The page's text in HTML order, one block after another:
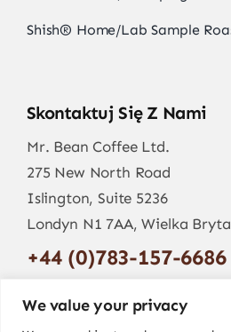
We value your privacy
Shish® Home/Lab Sample
Skontaktuj Się Z Nami
Mr. Bean Coffee Ltd.
275 New North Road
Islington, Suite 5236
Londyn N1 7AA, Wielka
+44 (0)783-157-6686